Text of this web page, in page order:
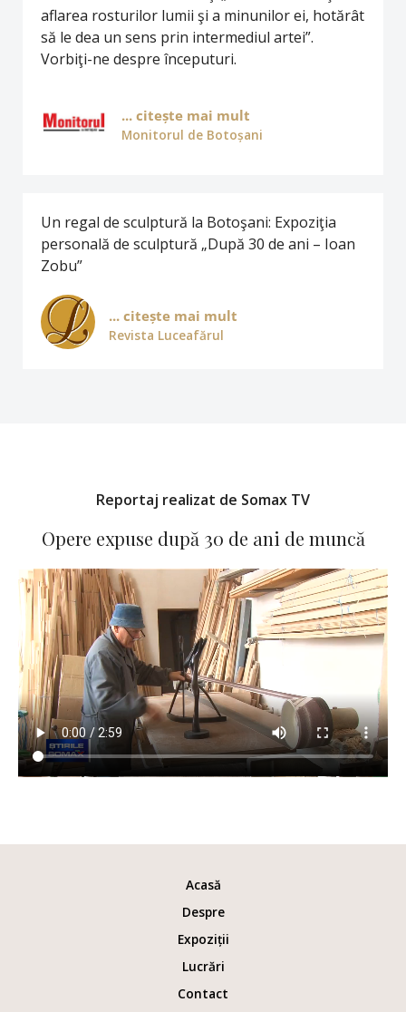
aflarea rosturilor lumii şi a minunilor ei, hotărât
să le dea un sens prin intermediul artei”.
Vorbiţi-ne despre începuturi.
... citește mai mult
Monitorul de Botoșani
Un regal de sculptură la Botoşani: Expoziţia
personală de sculptură „După 30 de ani – Ioan
Zobu”
... citește mai mult
Revista Luceafărul
Reportaj realizat de Somax TV
Opere expuse după 30 de ani de muncă
Acasă
Despre
Expoziții
Lucrări
Contact